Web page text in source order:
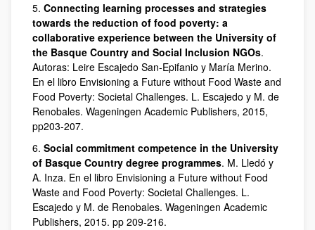
5. Connecting learning processes and strategies
towards the reduction of food poverty: a
collaborative experience between the University of
the Basque Country and Social Inclusion NGOs.
Autoras: Leire Escajedo San-Epifanio y María Merino.
En el libro Envisioning a Future without Food Waste and
Food Poverty: Societal Challenges. L. Escajedo y M. de
Renobales. Wageningen Academic Publishers, 2015,
pp203-207.
6. Social commitment competence in the University
of Basque Country degree programmes. M. Lledó y
A. Inza. En el libro Envisioning a Future without Food
Waste and Food Poverty: Societal Challenges. L.
Escajedo y M. de Renobales. Wageningen Academic
Publishers, 2015. pp 209-216.